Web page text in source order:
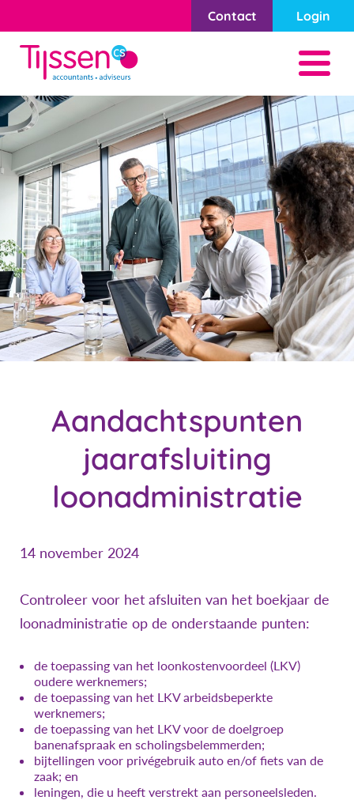
Contact Login
Aandachtspunten
jaarafsluiting
loonadministratie
14 november 2024
Controleer voor het afsluiten van het boekjaar de
loonadministratie op de onderstaande punten:
de toepassing van het loonkostenvoordeel (LKV)
oudere werknemers;
de toepassing van het LKV arbeidsbeperkte
werknemers;
de toepassing van het LKV voor de doelgroep
banenafspraak en scholingsbelemmerden;
bijtellingen voor privégebruik auto en/of fiets van de
zaak; en
leningen, die u heeft verstrekt aan personeelsleden.